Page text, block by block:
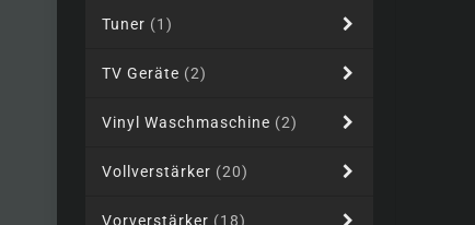
Tuner (1)
TV Geräte (2)
Vinyl Waschmaschine (2)
Vollverstärker (20)
Vorverstärker (18)